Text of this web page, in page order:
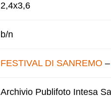
2,4x3,6
b/n
FESTIVAL DI SANREMO –
Archivio Publifoto Intesa